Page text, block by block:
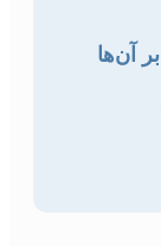
آن‌ها